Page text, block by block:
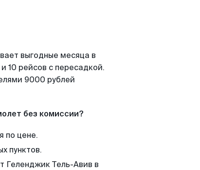
выгодные месяца в
10 рейсов с пересадкой.
9000 рублей
без комиссии?
по цене.
пунктов.
Геленджик Тель-Авив в